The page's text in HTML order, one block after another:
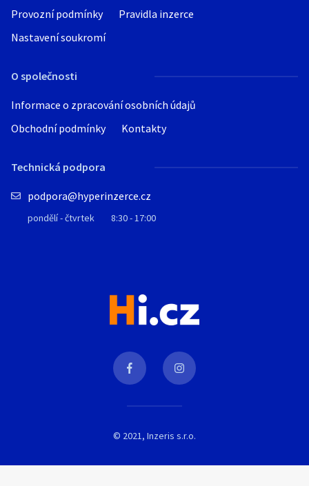
Provozní podmínky
Pravidla inzerce
Nastavení soukromí
O společnosti
Informace o zpracování osobních údajů
Obchodní podmínky
Kontakty
Technická podpora
podpora@hyperinzerce.cz
pondělí - čtvrtek 8:30 - 17:00
© 2021, Inzeris s.r.o.